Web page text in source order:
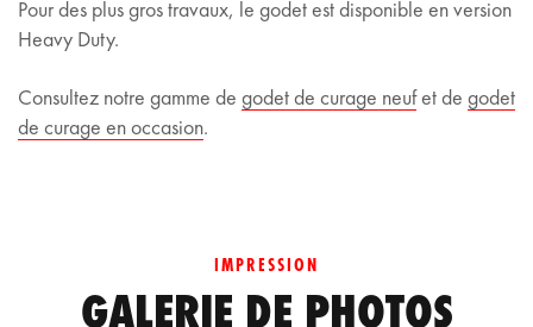
Pour des plus gros travaux, le godet est disponible en version
Heavy Duty.
Consultez notre gamme de godet de curage neufet de godet
de curage en occasion.
IMPRESSION
GALERIE DE PHOTOS